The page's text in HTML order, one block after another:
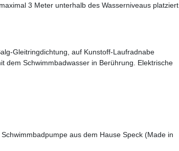
3 Meter unterhalb des Wasserniveaus platziert
Gleitringdichtung, auf Kunstoff-Laufradnabe
dem Schwimmbadwasser in Berührung.
Elektrische
aus dem Hause Speck (Made in